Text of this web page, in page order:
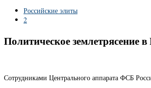
Российские элиты
2
Политическое землетрясение
Сотрудниками Центрального аппарата ФСБ